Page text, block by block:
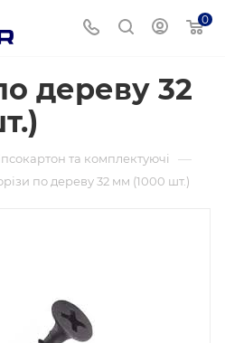
0
дереву 32
та комплектуючі —
по дереву 32 мм (1000 шт.)